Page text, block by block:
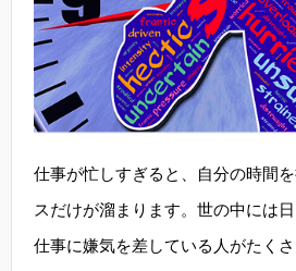
仕事が忙しすぎると、自分の時間
スだけが溜まります。世の中には日
仕事に嫌気を差している人がたく